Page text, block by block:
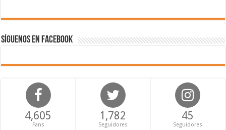
Síguenos en Facebook
4,605
Fans
1,782
Seguidores
45
Seguidores